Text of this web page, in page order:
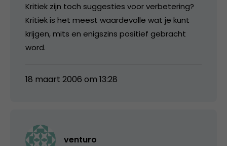
Kritiek zijn toch suggesties voor verbetering?
Kritiek is het meest waardevolle wat je kunt
krijgen, mits en enigszins positief gebracht
word.
18 maart 2006 om 13:28
venturo